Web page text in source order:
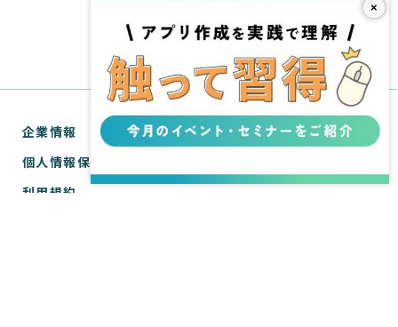
企業情報
個人情報保護方針
利用規約
×